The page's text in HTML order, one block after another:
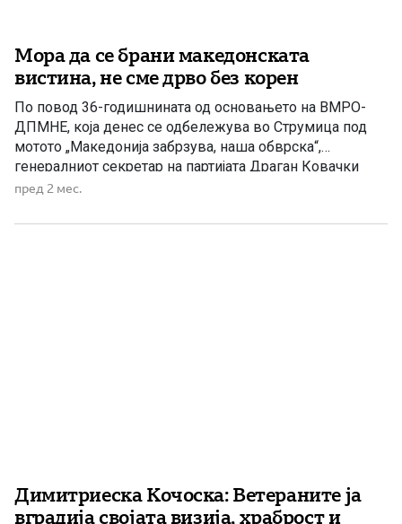
Мора да се брани македонската
вистина, не сме дрво без корен
По повод 36-годишнината од основањето на ВМРО-
ДПМНЕ, која денес се одбележува во Струмица под
мотото „Македонија забрзува, наша обврска“,
генералниот секретар на партијата Драган Ковачки
порача дека ВМРО-ДПМНЕ претставува мост меѓу
држава. Во изјава за Сител телевизија, Ковачки
пред 2 мес.
Димитриеска Кочоска: Ветераните ја
вградија својата визија, храброст и